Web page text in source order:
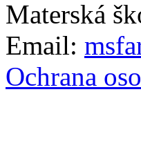
Materská
Email:
Ochrana